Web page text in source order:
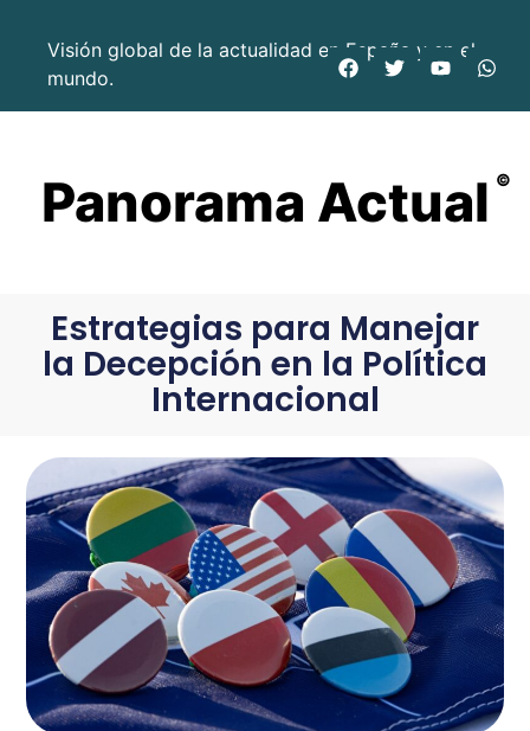
Visión global de la actualidad en España y en el
mundo.
Panorama Actual ©
Estrategias para Manejar
la Decepción en la Política
Internacional